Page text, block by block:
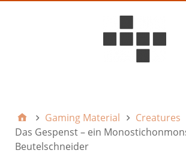
Gaming Material
Creatures
Das Gespenst – ein
Beutelschneider